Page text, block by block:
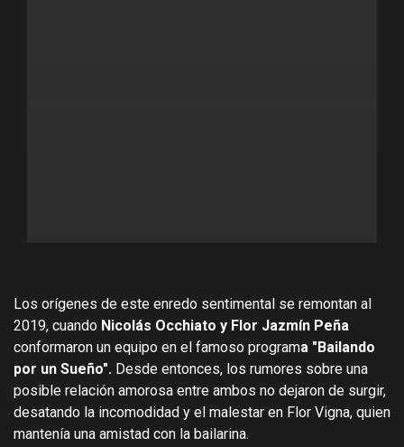
Los orígenes de este enredo sentimental se remontan al
2019, cuando Nicolás Occhiato y Flor Jazmín Peña
conformaron un equipo en el famoso programa "Bailando
por un Sueño". Desde entonces, los rumores sobre una
posible relación amorosa entre ambos no dejaron de surgir,
desatando la incomodidad y el malestar en Flor Vigna, quien
mantenía una amistad con la bailarina.